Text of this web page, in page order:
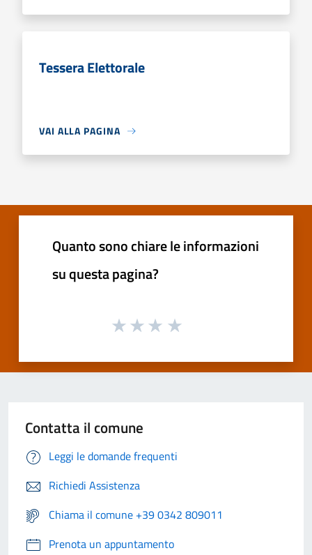
Tessera Elettorale
VAI ALLA PAGINA
Quanto sono chiare le informazioni
su questa pagina?
Contatta il comune
Leggi le domande frequenti
Richiedi Assistenza
Chiama il comune +39 0342 809011
Prenota un appuntamento